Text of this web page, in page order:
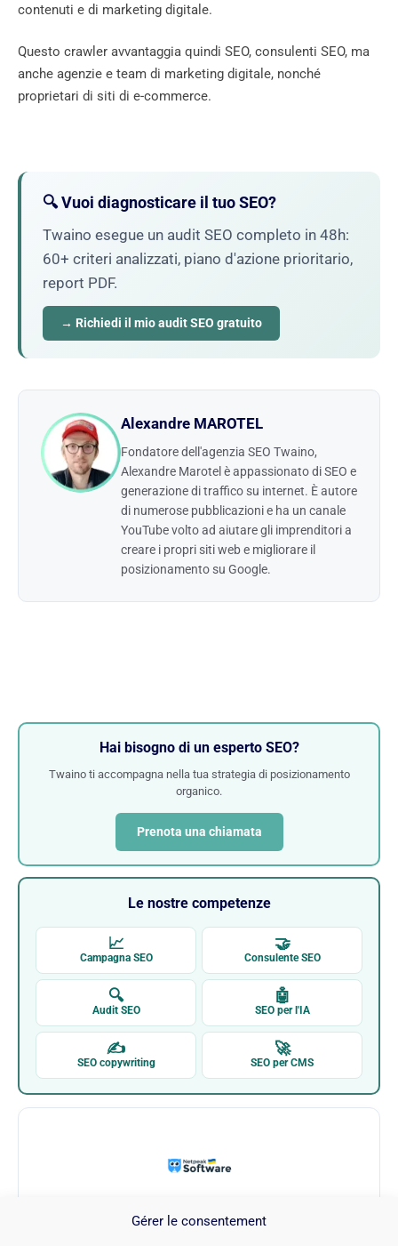
Gérer le consentement
contenuti e di marketing digitale.
Questo crawler avvantaggia quindi SEO, consulenti SEO, ma
anche agenzie e team di marketing digitale, nonché
proprietari di siti di e-commerce.
🔍 Vuoi diagnosticare il tuo SEO?
Twaino esegue un audit SEO completo in 48h:
60+ criteri analizzati, piano d'azione prioritario,
report PDF.
→ Richiedi il mio audit SEO gratuito
Alexandre MAROTEL
Fondatore dell'agenzia SEO Twaino,
Alexandre Marotel è appassionato di SEO e
generazione di traffico su internet. È autore
di numerose pubblicazioni e ha un canale
YouTube volto ad aiutare gli imprenditori a
creare i propri siti web e migliorare il
posizionamento su Google.
Hai bisogno di un esperto SEO?
Twaino ti accompagna nella tua strategia di posizionamento
organico.
Prenota una chiamata
Le nostre competenze
📈
Campagna SEO
🤝
Consulente SEO
🔍
Audit SEO
🤖
SEO per l'IA
✍
SEO copywriting
🚀
SEO per CMS
Netpeak Spider